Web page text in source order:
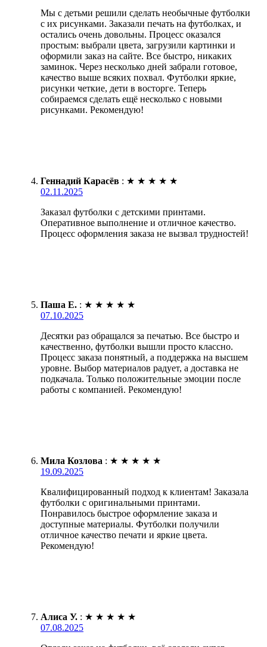
Мы с детьми решили сделать необычные футболки
с их рисунками. Заказали печать на футболках, и
остались очень довольны. Процесс оказался
простым: выбрали цвета, загрузили картинки и
оформили заказ на сайте. Все быстро, никаких
заминок. Через несколько дней забрали готовое,
качество выше всяких похвал. Футболки яркие,
рисунки четкие, дети в восторге. Теперь
собираемся сделать ещё несколько с новыми
рисунками. Рекомендую!
Геннадий Карасёв : ★ ★ ★ ★ ★
02.11.2025
Заказал футболки с детскими принтами.
Оперативное выполнение и отличное качество.
Процесс оформления заказа не вызвал трудностей!
Паша Е. : ★ ★ ★ ★ ★
07.10.2025
Десятки раз обращался за печатью. Все быстро и
качественно, футболки вышли просто классно.
Процесс заказа понятный, а поддержка на высшем
уровне. Выбор материалов радует, а доставка не
подкачала. Только положительные эмоции после
работы с компанией. Рекомендую!
Мила Козлова : ★ ★ ★ ★ ★
19.09.2025
Квалифицированный подход к клиентам! Заказала
футболки с оригинальными принтами.
Понравилось быстрое оформление заказа и
доступные материалы. Футболки получили
отличное качество печати и яркие цвета.
Рекомендую!
Алиса У. : ★ ★ ★ ★ ★
07.08.2025